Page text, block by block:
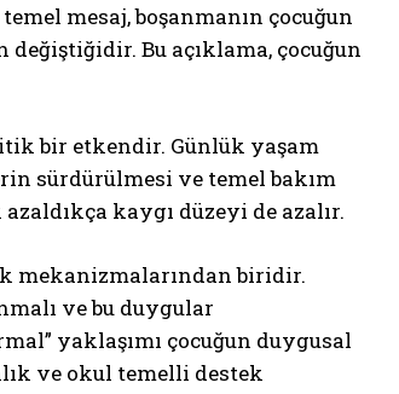
mesaj, boşanmanın çocuğun
Bu açıklama, çocuğun
bir etkendir. Günlük yaşam
sürdürülmesi ve temel bakım
kaygı düzeyi de azalır.
mekanizmalarından biridir.
ve bu duygular
yaklaşımı çocuğun duygusal
ve okul temelli destek